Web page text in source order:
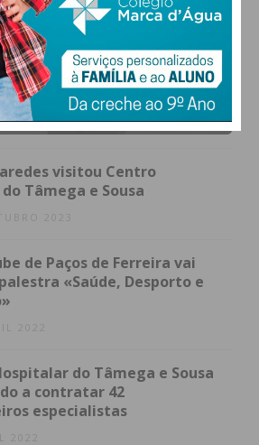
Alberto Silva vê
de Saúde como uma
2023
visitou Centro
Tâmega e Sousa
2023
de Paços de Ferreira vai
«Saúde, Desporto e
2022
do Tâmega e Sousa
a contratar 42
especialistas
2022